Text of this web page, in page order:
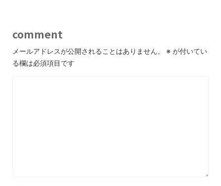
comment
メールアドレスが公開されることはありません。 ※ が付いてい
る欄は必須項目です